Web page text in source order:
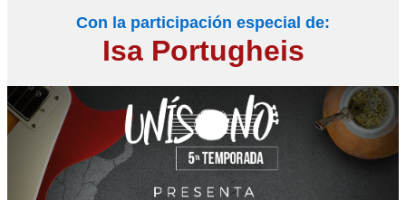
Con la participación especial de:
Isa Portugheis